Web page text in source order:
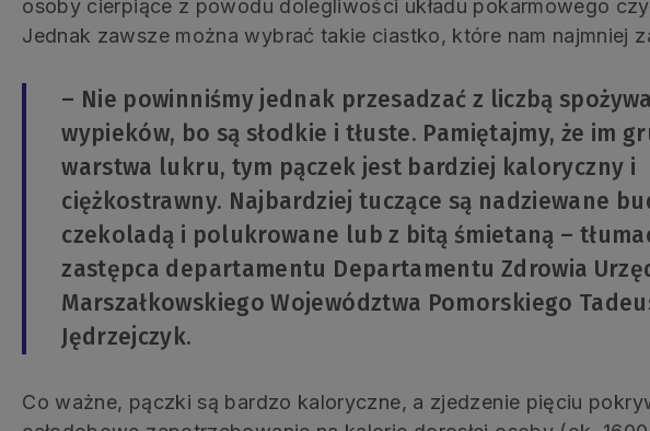
osoby cierpiące z powodu dolegliwości układu pokarmowego
Jednak zawsze można wybrać takie ciastko, które nam najmniej
– Nie powinniśmy jednak przesadzać z liczbą
wypieków, bo są słodkie i tłuste. Pamiętajmy, że im
warstwa lukru, tym pączek jest bardziej kaloryczny i
ciężkostrawny. Najbardziej tuczące są nadziewane
czekoladą i polukrowane lub z bitą śmietaną –
zastępca departamentu Departamentu Zdrowia
Marszałkowskiego Województwa Pomorskiego
Jędrzejczyk.
Co ważne, pączki są bardzo kaloryczne, a zjedzenie pięciu